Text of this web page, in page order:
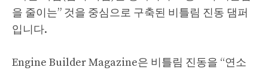
을 줄이는” 것을 중심으로 구축된 비틀림 진동 댐퍼
입니다.
Engine Builder Magazine은 비틀림 진동을 “연소